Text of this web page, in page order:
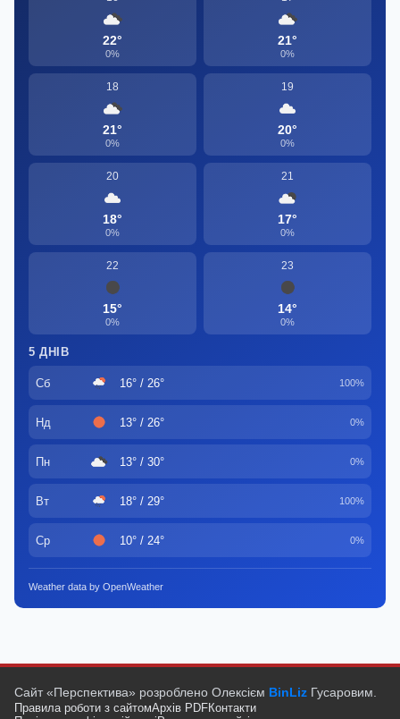
22°
0%
21°
0%
18
21°
0%
19
20°
0%
20
18°
0%
21
17°
0%
22
15°
0%
23
14°
0%
5 ДНІВ
Сб 16° / 26° 100%
Нд 13° / 26° 0%
Пн 13° / 30° 0%
Вт 18° / 29° 100%
Ср 10° / 24° 0%
Weather data by OpenWeather
Сайт «Перспектива» розроблено Олексієм BinLiz Гусаровим.
Правила роботи з сайтомАрхів PDFКонтакти